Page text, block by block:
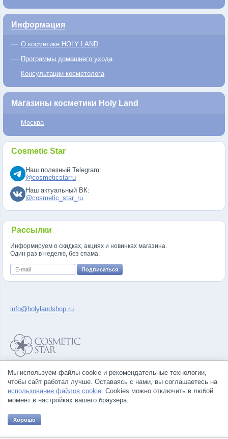
Информация
О косметике HOLY LAND
Программы домашнего ухода
Консультации косметолога
Магазины косметики Holy Land
Москва
Cosmetic Star
Наш полезный Telegram:
@cosmeticstarru
Наш актуальный ВК:
@cosmetic_star_ru
Рассылки
Информируем о скидках, акциях и новинках магазина.
Один раз в неделю, без спама.
Правила продажи товаров
Согласие на обработку персональных данных
info@holylandshop.ru
© Все права на товарные знаки принадлежат их законным владельцам.
Мы используем файлы cookie и рекомендательные технологии,
чтобы сайт работал лучше. Оставаясь с нами, вы соглашаетесь на
использование файлов cookie. Cookies можно отключить в любой
момент в настройках вашего браузера.
Хорошо